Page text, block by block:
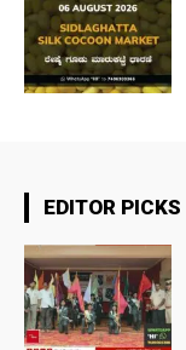
EDITOR PICKS